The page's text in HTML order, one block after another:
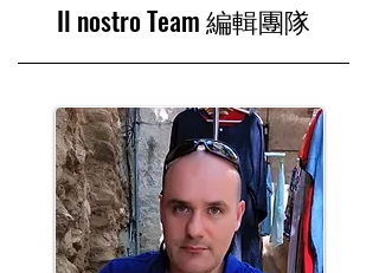
Il nostro Team 編輯團隊